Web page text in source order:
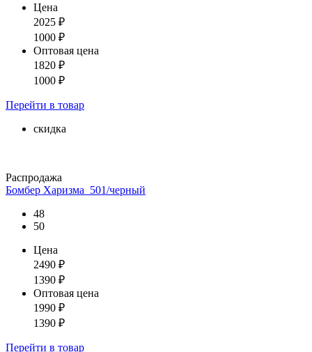
Цена
2025 ₽
1000 ₽
Оптовая цена
1820 ₽
1000 ₽
Перейти в товар
скидка
Распродажа
Бомбер Харизма_501/черный
48
50
Цена
2490 ₽
1390 ₽
Оптовая цена
1990 ₽
1390 ₽
Перейти в товар